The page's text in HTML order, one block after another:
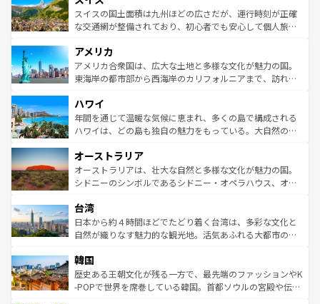
きるだろう。 なお、新着のフランス情報はコンテンツ一覧
を参照してほしい。
ドイツ情報はコンテンツ一覧を参照してほしい。
ティー、ビール好きにはたまらない英国パブ、サッカー観
戦など、本場だからこそできる体験も豊富。イギリスを旅
ンツ一覧を参照してほしい。
スイスの国土面積は九州ほどの広さだが、運行時刻が正確
な交通網が整備されており、初心者でも安心して個人旅行
の建物がそのまま残る町や、スイスならではのユニークな
博物館もあり、アルプス観光だけでなく町歩きも満喫する
ことができる。国民の所得が高いため物価も高いが、旅行
ば市内交通費無料で観光を楽しむこともできる。 なお、新
着のスイス情報はコンテンツ一覧 を参照してほしい。
アメリカ
アメリカ合衆国は、広大な土地と多様な文化が魅力の国。
東海岸の都市部から西海岸のカリフォルニアまで、訪れる
のような巨大都市は、観光、ショッピング、エンターテイ
ンメントが詰まった刺激的なスポットだ。一方、アメリカ
西部には大自然が広がり、グランドキャニオンやイエロー
部のニューオーリンズでは、音楽と美食が融合した独特の
文化が魅力。旅行者はアメリカの各地域で異なる魅力を楽
しみながら、その多様性と豊かな歴史を感じることができ
ならではの贅沢な旅のスタイルだ。 なお、新着のアメリカ
情報はコンテンツ一覧を参照してほしい。
ハワイ
年間を通じて温暖な気候に恵まれ、多くの島で構成される
ハワイは、どの島も独自の魅力をもっている。大自然の神
ワイ島は見逃せない。また、定番の観光地といえばオアフ
島だが、静かな自然を求めるならマウイ島やカウアイ島が
おすすめ。エメラルドグリーンに輝く海をはじめ、豊かな
れるおもてなしの心で訪れる人々を迎えてくれるハワイの
人々、おいしいローカルフードやハワイアンミュージッ
ク、伝統的なフラダンスなど、すべてがハワイの魅力を彩
ワイを、存分に味わってほしい。 なお、新着のハワイ情報
はコンテンツ一覧を参照してほしい。
オーストラリア
オーストラリアは、壮大な自然と多様な文化が魅力の国。
シドニーのシンボルであるシドニー・オペラハウス、オー
リアリーフや大陸中央部にそびえるウルル（エアーズロッ
ク）、タスマニアの美しい原生林やケアンズの熱帯雨林な
ど、見どころがたくさん。また、カフェやワイン、オージ
いる。アクティビティも充実しており、サーフィンやダイ
ビング、ハイキングなど、アウトドア好きにはたまらな
い。オーストラリアの多彩な魅力を存分に味わいつくそ
台湾
日本から約４時間ほどでたどり着く台湾は、多彩な文化と
自然が織りなす魅力的な観光地。活気あふれる大都市の台
ン）、静ひつな山岳地帯である台湾東部など、都市の喧騒
と山間の静けさが共存しており、訪れる人に新しい発見と
驚きをもたらしてくれる。また、奥深い台湾の食文化も魅
韓国
歴史ある王朝文化が残る一方で、最先端のファッションやK
-POPで世界を席巻している韓国。首都ソウルの宮殿や伝統